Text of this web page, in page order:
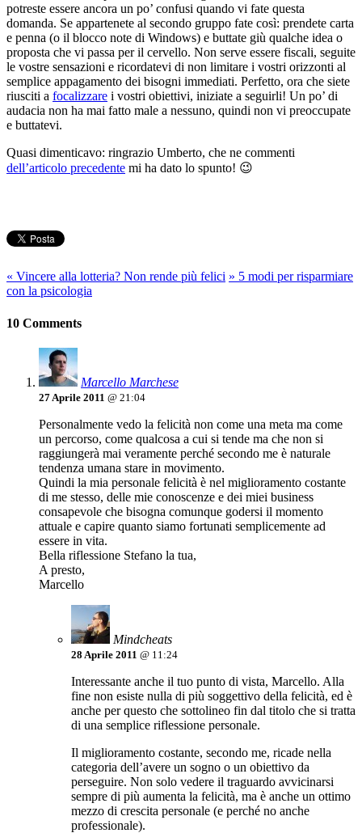
potreste essere ancora un po’ confusi quando vi fate questa
domanda. Se appartenete al secondo gruppo fate così: prendete carta
e penna (o il blocco note di Windows) e buttate giù qualche idea o
proposta che vi passa per il cervello. Non serve essere fiscali, seguite
le vostre sensazioni e ricordatevi di non limitare i vostri orizzonti al
semplice appagamento dei bisogni immediati. Perfetto, ora che siete
riusciti a focalizzare i vostri obiettivi, iniziate a seguirli! Un po’ di
audacia non ha mai fatto male a nessuno, quindi non vi preoccupate
e buttatevi.
Quasi dimenticavo: ringrazio Umberto, che ne commenti
dell’articolo precedente mi ha dato lo spunto! 😉
« Vincere alla lotteria? Non rende più felici » 5 modi per risparmiare
con la psicologia
10 Comments
Marcello Marchese
27 Aprile 2011 @ 21:04
Personalmente vedo la felicità non come una meta ma come
un percorso, come qualcosa a cui si tende ma che non si
raggiungerà mai veramente perché secondo me è naturale
tendenza umana stare in movimento.
Quindi la mia personale felicità è nel miglioramento costante
di me stesso, delle mie conoscenze e dei miei business
consapevole che bisogna comunque godersi il momento
attuale e capire quanto siamo fortunati semplicemente ad
essere in vita.
Bella riflessione Stefano la tua,
A presto,
Marcello
Mindcheats
28 Aprile 2011 @ 11:24
Interessante anche il tuo punto di vista, Marcello. Alla
fine non esiste nulla di più soggettivo della felicità, ed è
anche per questo che sottolineo fin dal titolo che si tratta
di una semplice riflessione personale.
Il miglioramento costante, secondo me, ricade nella
categoria dell’avere un sogno o un obiettivo da
perseguire. Non solo vedere il traguardo avvicinarsi
sempre di più aumenta la felicità, ma è anche un ottimo
mezzo di crescita personale (e perché no anche
professionale).